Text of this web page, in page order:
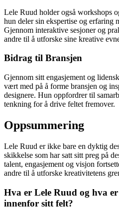
Lele Ruud holder også workshops
hun deler sin ekspertise og erfaring
Gjennom interaktive sesjoner og
andre til å utforske sine kreative
Bidrag til Bransjen
Gjennom sitt engasjement og
vært med på å forme bransjen og
designere. Hun oppfordrer til
tenkning for å drive feltet fremover.
Oppsummering
Lele Ruud er ikke bare en dyktig
skikkelse som har satt sitt preg på
talent, engasjement og visjon
andre til å utforske kreativitetens
Hva er Lele Ruud og hva
innenfor sitt felt?